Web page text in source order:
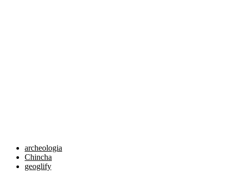
archeologia
Chincha
geoglify